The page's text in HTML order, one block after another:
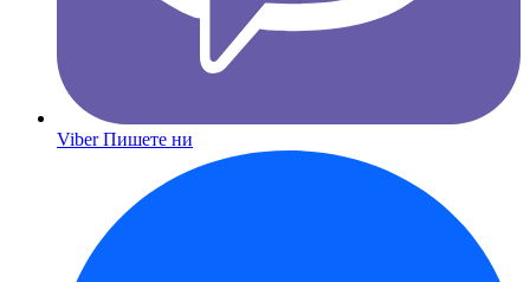
Viber Пишете ни